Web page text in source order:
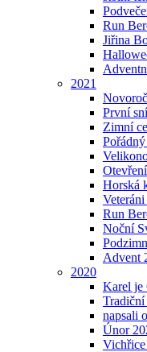
Run
Jiřina
2021
První
Zimní
Horská
Run
Noční
Advent
2020
Karel je
napsali
Únor
Vichřice